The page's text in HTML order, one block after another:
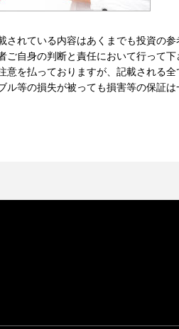
されている内容はあくまでも投資の
ご自身の判断と責任において行って
意を払っておりますが、記載される
ル等の損失が被っても損害等の保証